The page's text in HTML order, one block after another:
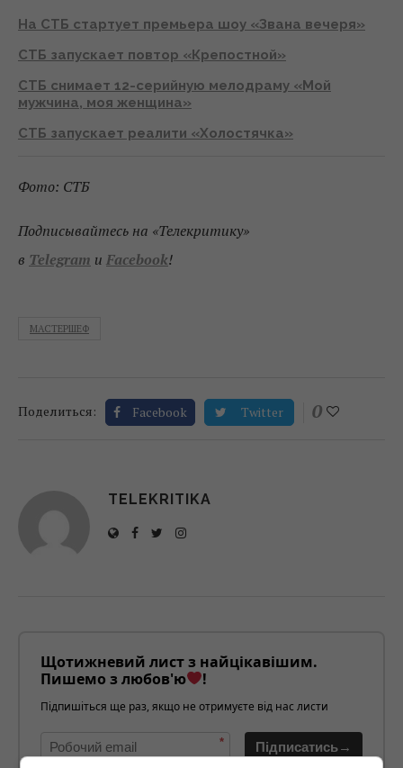
На СТБ стартует премьера шоу «Звана вечеря»
СТБ запускает повтор «Крепостной»
СТБ снимает 12-серийную мелодраму «Мой
мужчина, моя женщина»
СТБ запускает реалити «Холостячка»
Фото: СТБ
Подписывайтесь на «Телекритику»
в Telegram и Facebook!
МАСТЕРШЕФ
Поделиться: Facebook Twitter 0
TELEKRITIKA
Щотижневий лист з найцікавішим.
Пишемо з любов'ю
!
Підпишіться ще раз, якщо не отримуєте від нас листи
* Підписатись→